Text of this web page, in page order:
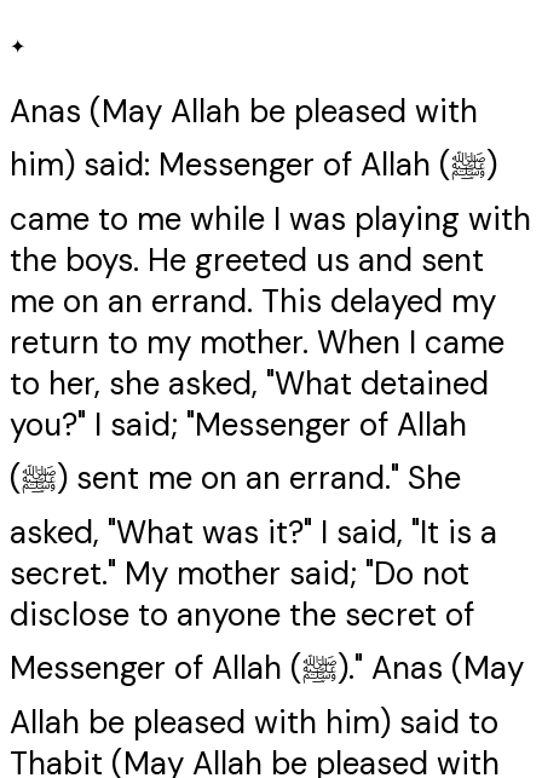
✦
Anas (May Allah be pleased with
him) said: Messenger of Allah (ﷺ)
came to me while I was playing with
the boys. He greeted us and sent
me on an errand. This delayed my
return to my mother. When I came
to her, she asked, "What detained
you?" I said; "Messenger of Allah
(ﷺ) sent me on an errand." She
asked, "What was it?" I said, "It is a
secret." My mother said; "Do not
disclose to anyone the secret of
Messenger of Allah (ﷺ)." Anas (May
Allah be pleased with him) said to
Thabit (May Allah be pleased with